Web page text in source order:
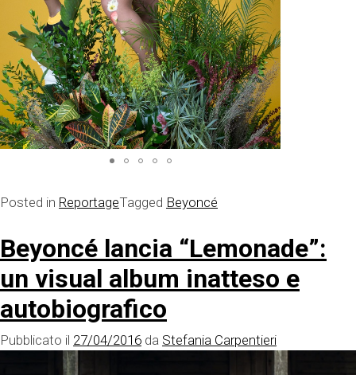
Posted in ReportageTagged Beyoncé
Beyoncé lancia “Lemonade”:
un visual album inatteso e
autobiografico
Pubblicato il 27/04/2016 da Stefania Carpentieri